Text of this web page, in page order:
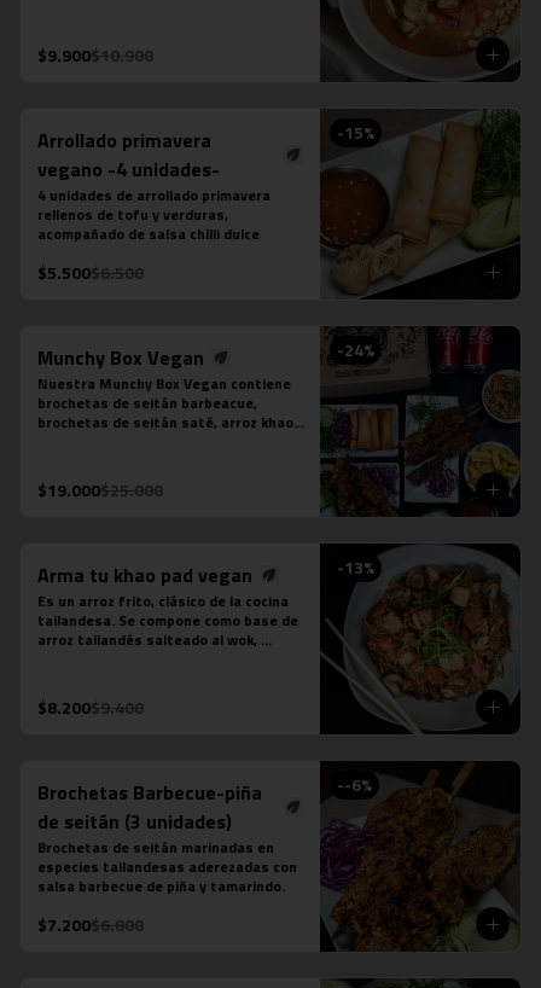
Estos son los ingredientes que
acompañas los distintos currys que
-Panang: Maní y pimentón rojo
-Rojo: Cebolla morada, albahaca
fresca, jugo de piña y tomate
-Verde: Berenjenas, cebolla morada y
albahaca fresca
$9.900$10.900
-15%
Arrollado primavera
vegano -4 unidades-
4 unidades de arrollado primavera
rellenos de tofu y verduras,
acompañado de salsa chilli dulce
$5.500$6.500
-24%
Munchy Box Vegan
Nuestra Munchy Box Vegan contiene
brochetas de seitán barbeacue,
brochetas de seitán saté, arroz khao
bebidas en lata a tu elección.
$19.000$25.000
-13%
Arma tu khao pad vegan
Es un arroz frito, clásico de la cocina
tailandesa. Se compone como base de
arroz tailandés salteado al wok,
contiene salsa de ostra ni salsa de
pescado.
$8.200$9.400
--6%
Brochetas Barbecue-piña
de seitán (3 unidades)
Brochetas de seitán marinadas en
especies tailandesas aderezadas con
salsa barbecue de piña y tamarindo.
$7.200$6.800